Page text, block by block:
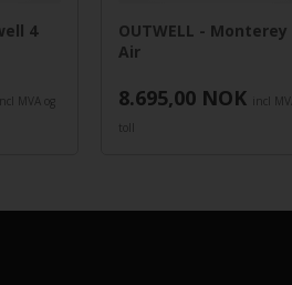
4
incl MVA og
OUTWELL - Monterey
Air
8.695,00 NOK
incl
toll